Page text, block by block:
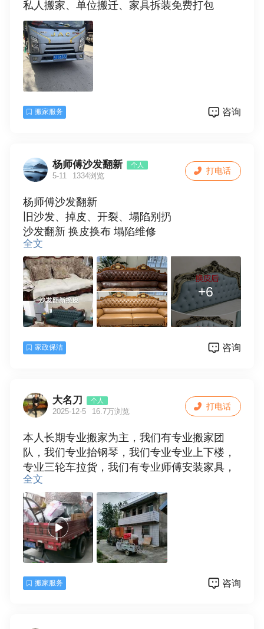
私人搬家、单位搬迁、家具拆装免费打包
搬家服务 咨询
杨师傅沙发翻新 个人
5-11 1334浏览
杨师傅沙发翻新
旧沙发、掉皮、开裂、塌陷别扔
沙发翻新 换皮换布 塌陷维修
家用沙发、床头软包、餐椅翻新
KTV、酒店、台球厅会所批量沙发翻新维修
泰州 盐城 及周边地区均可翻新维修
免费上门测量定制15655151367
全文
+6
打电话
家政保洁 咨询
大名刀 个人
2025-12-5 16.7万浏览
本人长期专业搬家为主，我们有专业搬家团
队，我们专业抬钢琴，我们专业专业上下楼，
专业三轮车拉货，我们有专业师傅安装家具，
和拆装家具，我们价格在滨海最低价，没有中
介费，欢迎各位老板来电话二十四小时开机
全文
打电话
搬家服务 咨询